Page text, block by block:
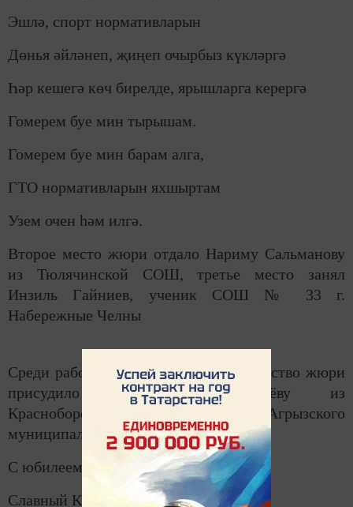
Эшлә, спорт нормативларын
Дөнья әйләнеп, җиңеп очырбыз күкләргә
Һәр кешегә көч бирелде, ярышларга керергә
Гомерем буе мин тырышам.
Гомерем буе мин барам алга,
ГТО нормативларын яхшыртам
Узем очен һәм илгә.
Второе место жюри отдало Нариму Сальманову
из Тюлячинской СОШ, третье место занял
Инзиль Гайниев, ученик СОШ № 33 г.
Набережные Челны
Среди работ на русском языке первенство жюри
присудило Денису Пономарёву из
Красноборской СОШ Агрызского
муниципального района:
С юбилеем поздравляем
Славный КОМПЛЕКС ГТО!